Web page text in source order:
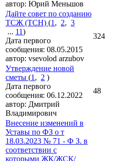
автор: Юрий Меньшов
Дайте совет по созданию
ТСЖ (ТСН) (1 , 2, 3
... 11)
Дата первого
сообщения: 08.05.2015
автор: vsevolod arzubov
324
Утверждение новой
сметы (1 , 2 )
Дата первого
сообщения: 06.12.2022
автор: Дмитрий
Владимирович
48
Внесение изменений в
Уставы по ФЗ о т
18.03.2023 № 71 - Ф З. в
соответствии с
которыми ЖК/ЖСК/